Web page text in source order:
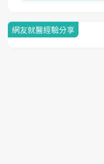
網友就醫經驗分享